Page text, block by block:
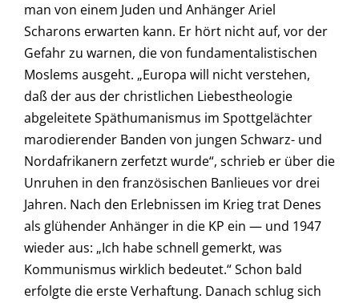
man von einem Juden und Anhänger Ariel
Scharons erwarten kann. Er hört nicht auf, vor der
Gefahr zu warnen, die von fundamentalistischen
Moslems ausgeht. „Europa will nicht verstehen,
daß der aus der christlichen Liebestheologie
abgeleitete Späthumanismus im Spottgelächter
marodierender Banden von jungen Schwarz- und
Nordafrikanern zerfetzt wurde“, schrieb er über die
Unruhen in den französischen Banlieues vor drei
Jahren. Nach den Erlebnissen im Krieg trat Denes
als glühender Anhänger in die KP ein — und 1947
wieder aus: „Ich habe schnell gemerkt, was
Kommunismus wirklich bedeutet.“ Schon bald
erfolgte die erste Verhaftung. Danach schlug sich